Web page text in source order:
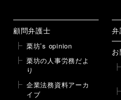
顧問弁護士
栗坊’s opinion
栗坊の人事労務だよ
り
企業法務資料アーカ
イブ
弁